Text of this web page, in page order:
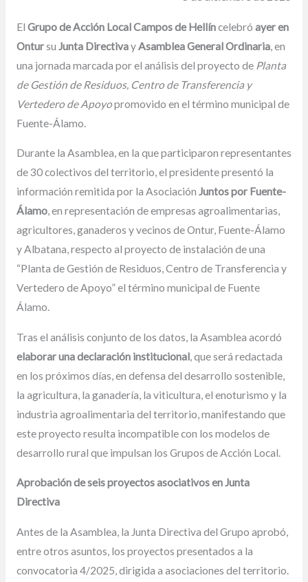
El Grupo de Acción Local Campos de Hellíncelebró ayer en
Ontursu Junta DirectivayAsamblea General Ordinaria, en
una jornada marcada por el análisis del proyecto de Planta
de Gestión de Residuos, Centro de Transferencia y
Vertedero de Apoyopromovido en el término municipal de
Fuente-Álamo.
Durante la Asamblea, en la que participaron representantes
de 30 colectivos del territorio, el presidente presentó la
información remitida por la Asociación Juntos por Fuente-
Álamo, en representación de empresas agroalimentarias,
agricultores, ganaderos y vecinos de Ontur, Fuente-Álamo
y Albatana, respecto al proyecto de instalación de una
“Planta de Gestión de Residuos, Centro de Transferencia y
Vertedero de Apoyo” el término municipal de Fuente
Álamo.
Tras el análisis conjunto de los datos, la Asamblea acordó
elaborar una declaración institucional, que será redactada
en los próximos días, en defensa del desarrollo sostenible,
la agricultura, la ganadería, la viticultura, el enoturismo y la
industria agroalimentaria del territorio, manifestando que
este proyecto resulta incompatible con los modelos de
desarrollo rural que impulsan los Grupos de Acción Local.
Aprobación de seis proyectos asociativos en Junta
Directiva
Antes de la Asamblea, la Junta Directiva del Grupo aprobó,
entre otros asuntos, los proyectos presentados a la
convocatoria 4/2025, dirigida a asociaciones del territorio.